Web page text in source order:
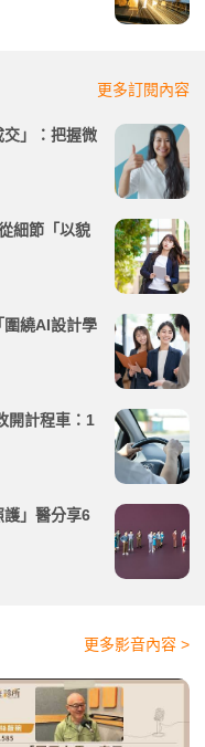
更多訂閱內容
」：把握微
細節「以貌
圍繞AI設計學
開計程車：1
」醫分享6
更多影音內容 >